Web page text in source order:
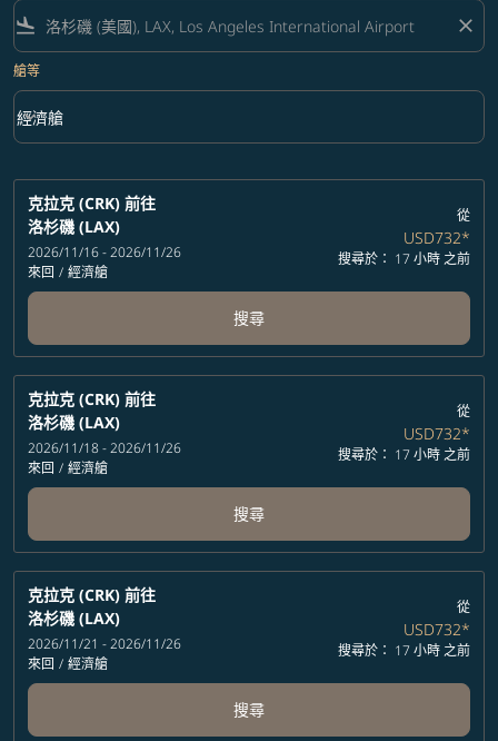
flight_land close
艙等
艙等 option 經濟艙 Selected
經濟艙
keyboard_arrow_down
克拉克 (CRK) 前往
洛杉磯 (LAX)
2026/11/16 - 2026/11/26
來回 / 經濟艙
從
USD732*
搜尋於： 17 小時 之前
搜尋
克拉克 (CRK) 前往
洛杉磯 (LAX)
2026/11/18 - 2026/11/26
來回 / 經濟艙
從
USD732*
搜尋於： 17 小時 之前
搜尋
克拉克 (CRK) 前往
洛杉磯 (LAX)
2026/11/21 - 2026/11/26
來回 / 經濟艙
從
USD732*
搜尋於： 17 小時 之前
搜尋